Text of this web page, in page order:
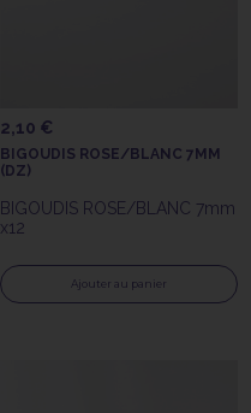
2,10 €
BIGOUDIS ROSE/BLANC 7MM
(DZ)
BIGOUDIS ROSE/BLANC 7mm
x12
Ajouter au panier